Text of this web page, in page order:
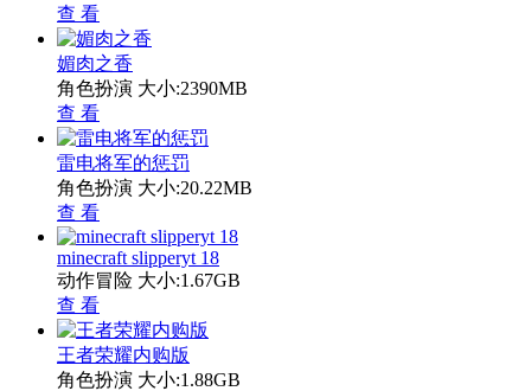
查 看
媚肉之香
角色扮演 大小:2390MB
查 看
雷电将军的惩罚
角色扮演 大小:20.22MB
查 看
minecraft slipperyt 18
动作冒险 大小:1.67GB
查 看
王者荣耀内购版
角色扮演 大小:1.88GB